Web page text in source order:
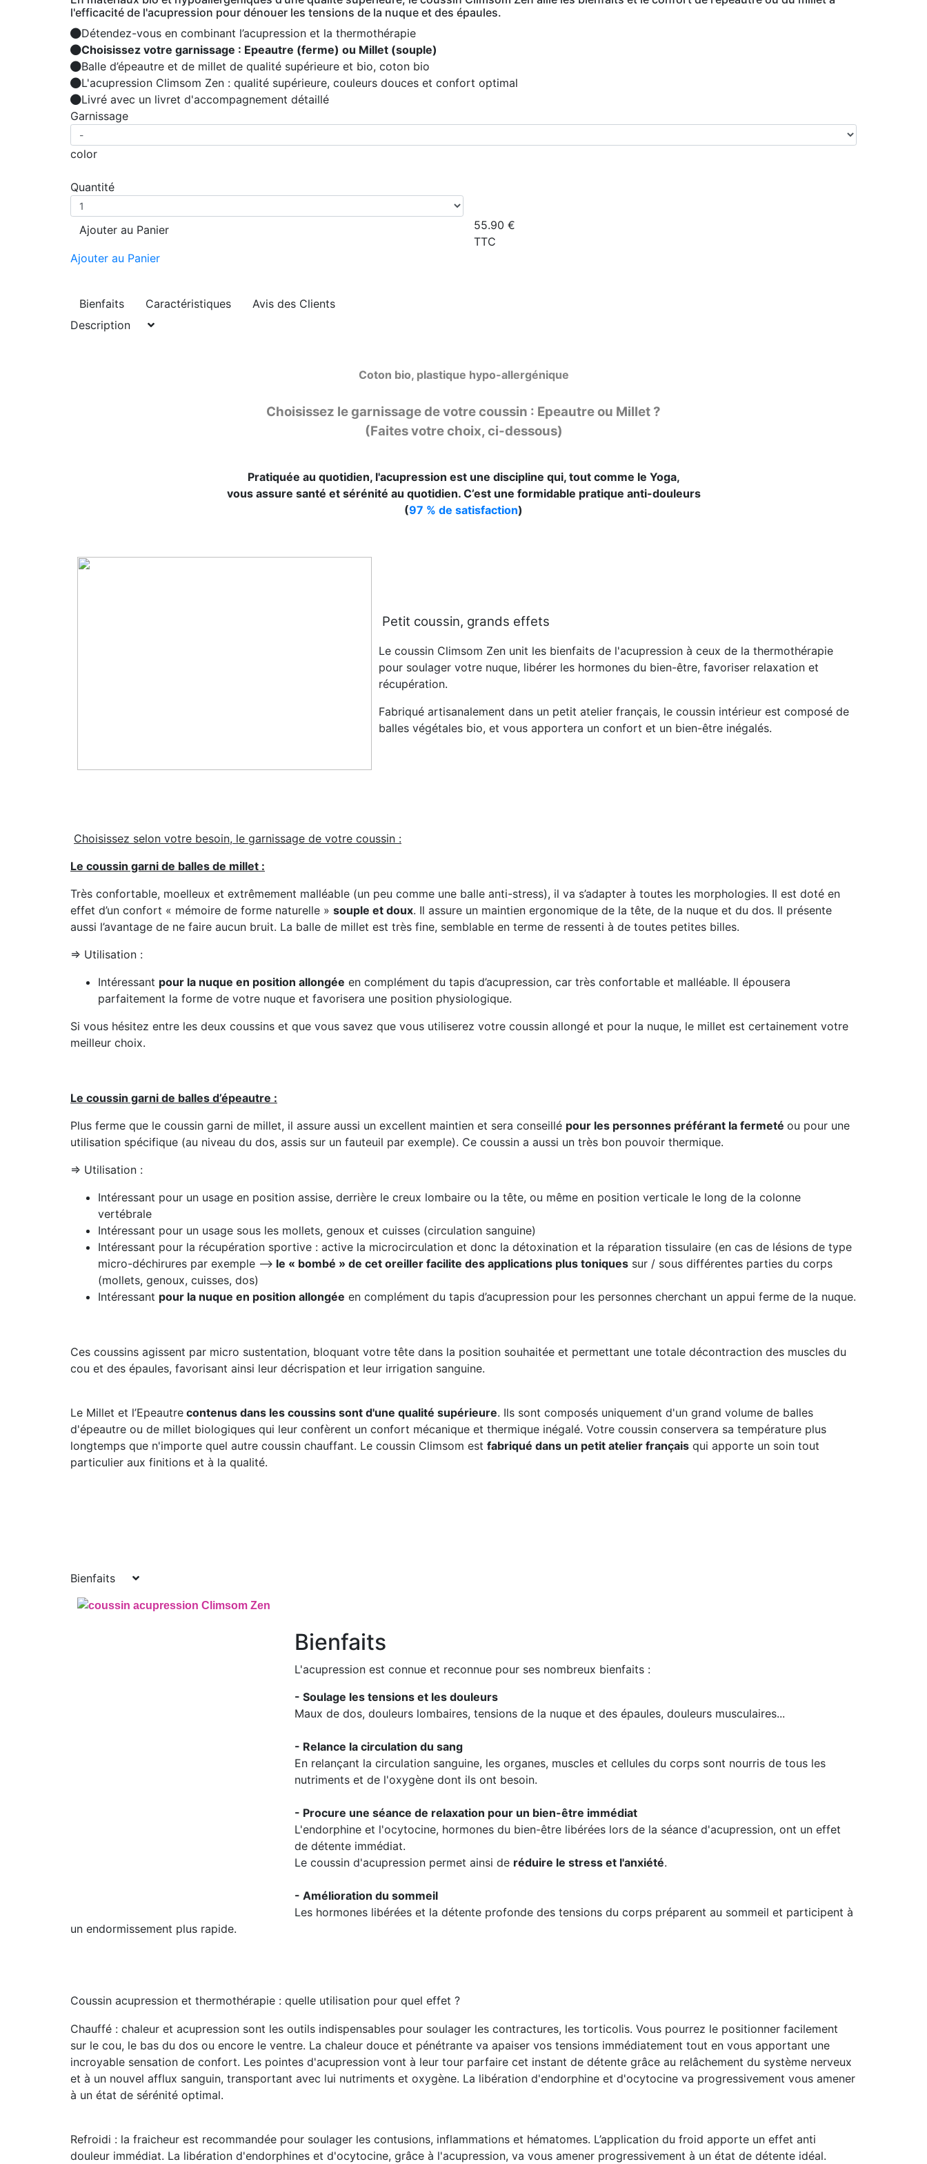
l'efficacité de l'acupression pour dénouer les tensions de la nuque et des épaules.
Détendez-vous en combinant l’acupression et la thermothérapie
Choisissez votre garnissage : Epeautre (ferme) ou Millet (souple)
Balle d’épeautre et de millet de qualité supérieure et bio, coton bio
L'acupression Climsom Zen : qualité supérieure, couleurs douces et confort optimal
Livré avec un livret d'accompagnement détaillé
Garnissage
color
Quantité
Ajouter au Panier
Ajouter au Panier
55.90 €
TTC
Bienfaits Caractéristiques
Avis des Clients
Description
Coton bio, plastique hypo-allergénique
Choisissez le garnissage de votre coussin : Epeautre ou Millet ?
(Faites votre choix, ci-dessous)
Pratiquée au quotidien, l'acupression est une discipline qui, tout comme le Yoga,
vous assure santé et sérénité au quotidien. C’est une formidable pratique anti-douleurs
(97 % de satisfaction)
Petit coussin, grands effets
Le coussin Climsom Zen unit les bienfaits de l'acupression à ceux de la thermothérapie
pour soulager votre nuque, libérer les hormones du bien-être, favoriser relaxation et
récupération.
Fabriqué artisanalement dans un petit atelier français, le coussin intérieur est composé de
balles végétales bio, et vous apportera un confort et un bien-être inégalés.
Choisissez selon votre besoin, le garnissage de votre coussin :
Le coussin garni de balles de millet :
Très confortable, moelleux et extrêmement malléable (un peu comme une balle anti-stress), il va s’adapter à toutes les morphologies. Il est doté en
effet d’un confort « mémoire de forme naturelle » souple et doux. Il assure un maintien ergonomique de la tête, de la nuque et du dos. Il présente
aussi l’avantage de ne faire aucun bruit. La balle de millet est très fine, semblable en terme de ressenti à de toutes petites billes.
=> Utilisation :
Intéressant pour la nuque en position allongée en complément du tapis d’acupression, car très confortable et malléable. Il épousera
parfaitement la forme de votre nuque et favorisera une position physiologique.
Si vous hésitez entre les deux coussins et que vous savez que vous utiliserez votre coussin allongé et pour la nuque, le millet est certainement votre
meilleur choix.
Le coussin garni de balles d’épeautre :
Plus ferme que le coussin garni de millet, il assure aussi un excellent maintien et sera conseillé pour les personnes préférant la fermeté ou pour une
utilisation spécifique (au niveau du dos, assis sur un fauteuil par exemple). Ce coussin a aussi un très bon pouvoir thermique.
=> Utilisation :
Intéressant pour un usage en position assise, derrière le creux lombaire ou la tête, ou même en position verticale le long de la colonne
vertébrale
Intéressant pour un usage sous les mollets, genoux et cuisses (circulation sanguine)
Intéressant pour la récupération sportive : active la microcirculation et donc la détoxination et la réparation tissulaire (en cas de lésions de type
micro-déchirures par exemple --> le « bombé » de cet oreiller facilite des applications plus toniques sur / sous différentes parties du corps
(mollets, genoux, cuisses, dos)
Intéressant pour la nuque en position allongée en complément du tapis d’acupression pour les personnes cherchant un appui ferme de la nuque.
Ces coussins agissent par micro sustentation, bloquant votre tête dans la position souhaitée et permettant une totale décontraction des muscles du
cou et des épaules, favorisant ainsi leur décrispation et leur irrigation sanguine.
Le Millet et l’Epeautre contenus dans les coussins sont d'une qualité supérieure. Ils sont composés uniquement d'un grand volume de balles
d'épeautre ou de millet biologiques qui leur confèrent un confort mécanique et thermique inégalé. Votre coussin conservera sa température plus
longtemps que n'importe quel autre coussin chauffant. Le coussin Climsom est fabriqué dans un petit atelier français qui apporte un soin tout
particulier aux finitions et à la qualité.
Bienfaits
Bienfaits
L'acupression est connue et reconnue pour ses nombreux bienfaits :
- Soulage les tensions et les douleurs
Maux de dos, douleurs lombaires, tensions de la nuque et des épaules, douleurs musculaires...
- Relance la circulation du sang
En relançant la circulation sanguine, les organes, muscles et cellules du corps sont nourris de tous les
nutriments et de l'oxygène dont ils ont besoin.
- Procure une séance de relaxation pour un bien-être immédiat
L'endorphine et l'ocytocine, hormones du bien-être libérées lors de la séance d'acupression, ont un effet
de détente immédiat.
Le coussin d'acupression permet ainsi de réduire le stress et l'anxiété.
- Amélioration du sommeil
Les hormones libérées et la détente profonde des tensions du corps préparent au sommeil et participent à
un endormissement plus rapide.
Coussin acupression et thermothérapie : quelle utilisation pour quel effet ?
Chauffé : chaleur et acupression sont les outils indispensables pour soulager les contractures, les torticolis. Vous pourrez le positionner facilement
sur le cou, le bas du dos ou encore le ventre. La chaleur douce et pénétrante va apaiser vos tensions immédiatement tout en vous apportant une
incroyable sensation de confort. Les pointes d'acupression vont à leur tour parfaire cet instant de détente grâce au relâchement du système nerveux
et à un nouvel afflux sanguin, transportant avec lui nutriments et oxygène. La libération d'endorphine et d'ocytocine va progressivement vous amener
à un état de sérénité optimal.
Refroidi : la fraicheur est recommandée pour soulager les contusions, inflammations et hématomes. L’application du froid apporte un effet anti
douleur immédiat. La libération d'endorphines et d'ocytocine, grâce à l'acupression, va vous amener progressivement à un état de détente idéal.